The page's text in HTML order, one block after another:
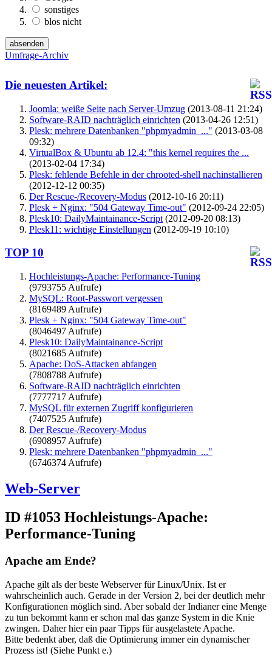
sonstiges
blos nicht
Umfrage-Archiv
Die neuesten Artikel:
Joomla: weiße Seite nach Server-Umzug (2013-08-11 21:24)
Software-RAID nachträglich einrichten (2013-04-26 12:51)
Plesk: mehrere Datenbanken "phpmyadmin_..." (2013-03-08
09:32)
VirtualBox & Ubuntu ab 12.4: "this kernel requires the ...
(2013-02-04 17:34)
Plesk: fehlende Befehle in der chrooted-shell nachinstallieren
(2012-12-12 00:35)
Der Rescue-/Recovery-Modus (2012-10-16 20:11)
Plesk + Nginx: "504 Gateway Time-out" (2012-09-24 22:05)
Plesk10: DailyMaintainance-Script (2012-09-20 08:13)
Plesk11: wichtige Einstellungen (2012-09-19 10:10)
TOP 10
Hochleistungs-Apache: Performance-Tuning
(9793755 Aufrufe)
MySQL: Root-Passwort vergessen
(8169489 Aufrufe)
Plesk + Nginx: "504 Gateway Time-out"
(8046497 Aufrufe)
Plesk10: DailyMaintainance-Script
(8021685 Aufrufe)
Apache: DoS-Attacken abfangen
(7808788 Aufrufe)
Software-RAID nachträglich einrichten
(7777717 Aufrufe)
MySQL für externen Zugriff konfigurieren
(7407525 Aufrufe)
Der Rescue-/Recovery-Modus
(6908957 Aufrufe)
Plesk: mehrere Datenbanken "phpmyadmin_..."
(6746374 Aufrufe)
Web-Server
ID #1053 Hochleistungs-Apache:
Performance-Tuning
Apache am Ende?
Apache gilt als der beste Webserver für Linux/Unix. Ist er
wahrscheinlich auch. Gerade in der Version 2, bei der deutlich mehr
Konfigurationen möglich sind. Aber sobald der Indianer eine Menge
zu tun bekommt kann er schon mal das ganze System in die Knie
zwingen. Daher hier ein paar Tipps für ausgelastete Apache.
Bitte bedenkt aber, daß die Optimierung immer ein dynamischer
Prozess ist! (Siehe Punkt e.)